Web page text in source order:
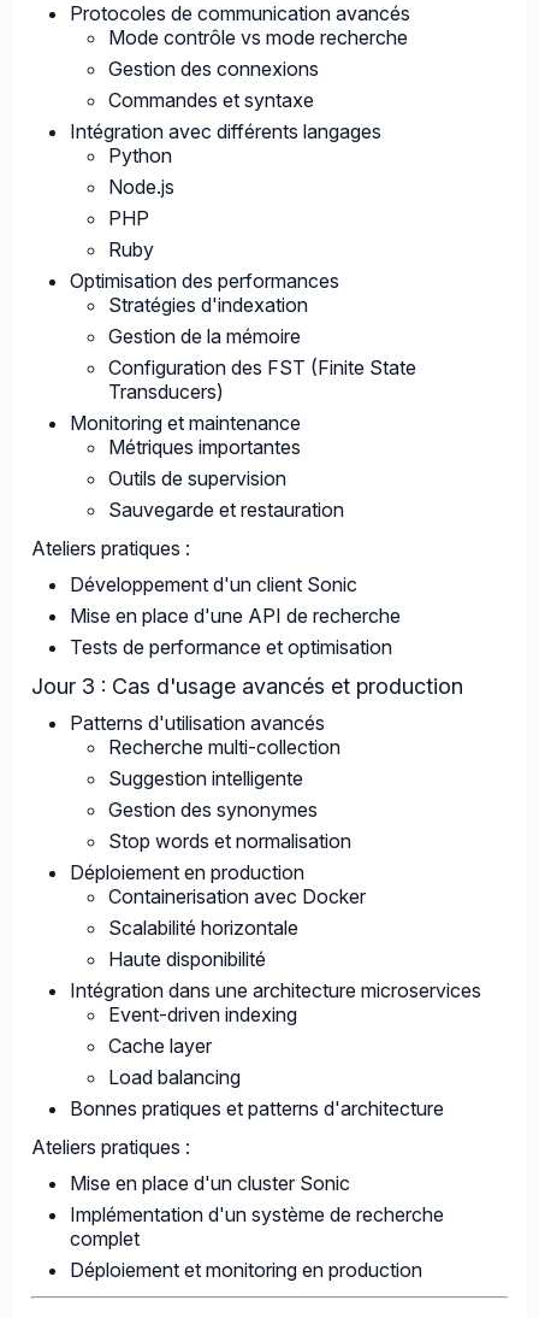
Protocoles de communication avancés
Mode contrôle vs mode recherche
Gestion des connexions
Commandes et syntaxe
Intégration avec différents langages
Python
Node.js
PHP
Ruby
Optimisation des performances
Stratégies d'indexation
Gestion de la mémoire
Configuration des FST (Finite State
Transducers)
Monitoring et maintenance
Métriques importantes
Outils de supervision
Sauvegarde et restauration
Ateliers pratiques :
Développement d'un client Sonic
Mise en place d'une API de recherche
Tests de performance et optimisation
Jour 3 : Cas d'usage avancés et production
Patterns d'utilisation avancés
Recherche multi-collection
Suggestion intelligente
Gestion des synonymes
Stop words et normalisation
Déploiement en production
Containerisation avec Docker
Scalabilité horizontale
Haute disponibilité
Intégration dans une architecture microservices
Event-driven indexing
Cache layer
Load balancing
Bonnes pratiques et patterns d'architecture
Ateliers pratiques :
Mise en place d'un cluster Sonic
Implémentation d'un système de recherche
complet
Déploiement et monitoring en production